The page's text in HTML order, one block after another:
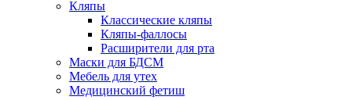
Кляпы
Классические кляпы
Кляпы-фаллосы
Расширители для рта
Маски для БДСМ
Мебель для утех
Медицинский фетиш